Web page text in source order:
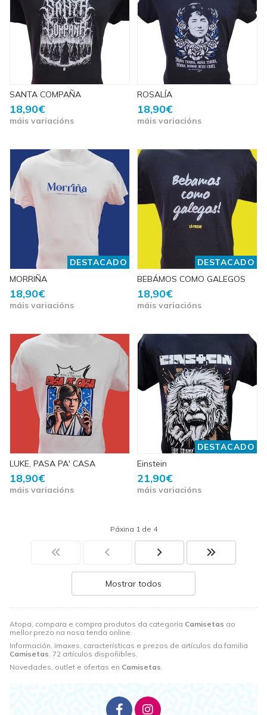
Atopa, compara e compra produtos da categoría Camisetas ao
mellor prezo na nosa tenda online.
Información, imaxes, características e prezos de artículos da familia
Camisetas. 72 artículos dispoñibles.
Novedades, outlet e ofertas en Camisetas.
SANTA COMPAÑA
18,90€
máis variacións
ROSALÍA
18,90€
máis variacións
DESTACADO
MORRIÑA
18,90€
máis variacións
DESTACADO
BEBÁMOS COMO GALEGOS
18,90€
máis variacións
LUKE, PASA PA' CASA
18,90€
máis variacións
DESTACADO
Einstein
21,90€
máis variacións
Páxina 1 de 4
Mostrar todos